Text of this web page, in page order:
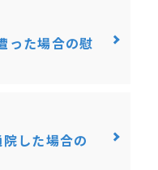
った場合の慰
した場合の